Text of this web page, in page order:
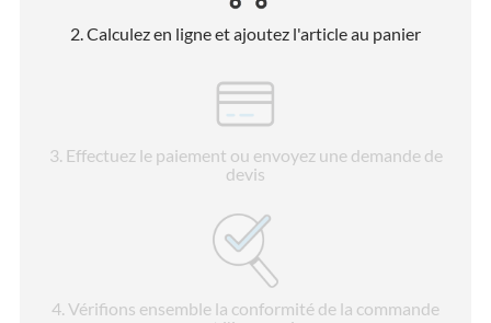
2. Calculez en ligne et ajoutez l'article au panier
3. Effectuez le paiement ou envoyez une demande de
devis
4 . Vérifions ensemble la conformité de la commande